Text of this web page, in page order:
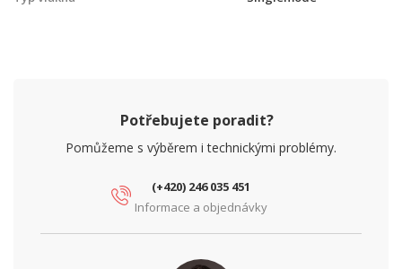
Potřebujete poradit?
Pomůžeme s výběrem i technickými problémy.
(+420) 246 035 451
Informace a objednávky